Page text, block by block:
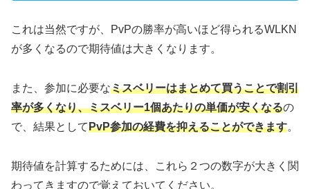
これは当然ですが、PvPの勝率が高いほど得られるWLKN
が多くなるので期待値は大きくなります。
また、参加に必要なミスベリーはまとめて買うことで割引
率が多くなり、ミスベリー1個あたりの単価が安くなるの
で、結果としてPvP参加の経費を抑えることができます。
期待値を計算するためには、これら２つの数字が大きく関
わってきますので覚えておいてください。